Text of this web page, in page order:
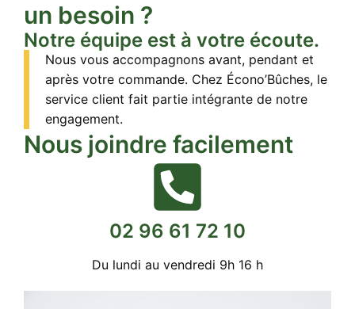
un besoin ?
Notre équipe est à votre écoute.
Nous vous accompagnons avant, pendant et
après votre commande. Chez Écono’Bûches, le
service client fait partie intégrante de notre
engagement.
Nous joindre facilement
02 96 61 72 10
Du lundi au vendredi 9h 16 h